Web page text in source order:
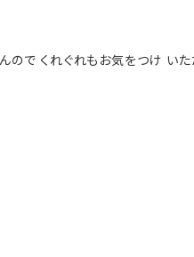
で くれぐれもお気をつけ いた